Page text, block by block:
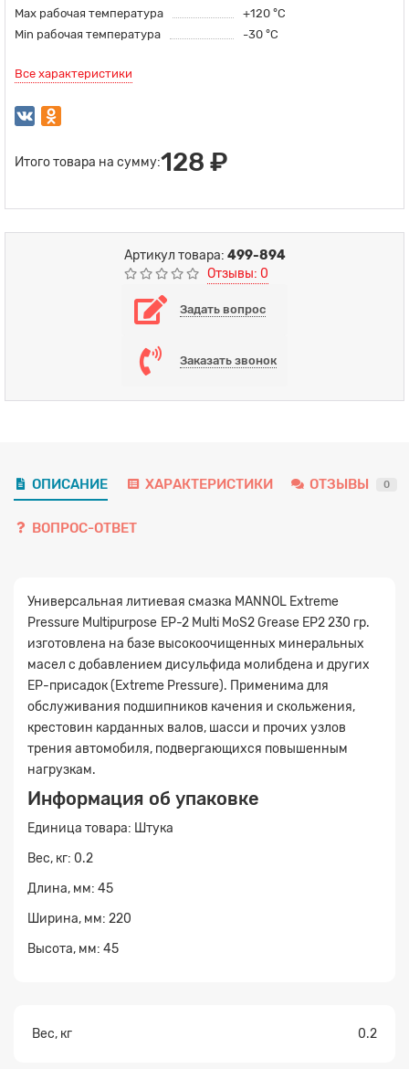
Max рабочая температура
+120 °С
Min рабочая температура
-30 °С
Все характеристики
Итого товара на сумму:128 ₽
Артикул товара: 499-894
Отзывы: 0
Задать вопрос
Заказать звонок
ОПИСАНИЕ ХАРАКТЕРИСТИКИ ОТЗЫВЫ 0
ВОПРОС-ОТВЕТ
Универсальная литиевая смазка MANNOL Extreme
Pressure Multipurpose EP-2 Multi MoS2 Grease EP2 230 гр.
изготовлена на базе высокоочищенных минеральных
масел с добавлением дисульфида молибдена и других
ЕР-присадок (Extreme Pressure). Применима для
обслуживания подшипников качения и скольжения,
крестовин карданных валов, шасси и прочих узлов
трения автомобиля, подвергающихся повышенным
нагрузкам.
Информация об упаковке
Единица товара: Штука
Вес, кг: 0.2
Длина, мм: 45
Ширина, мм: 220
Высота, мм: 45
Вес, кг 0.2
Заявка на расчет